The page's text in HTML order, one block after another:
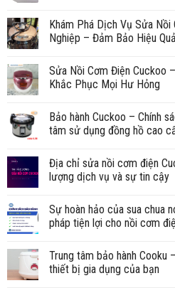
Khám Phá Dịch Vụ Sửa Nồi
Nghiệp – Đảm Bảo Hiệu
Sửa Nồi Cơm Điện Cuckoo
Khắc Phục Mọi Hư Hỏng
Bảo hành Cuckoo – Chính
tâm sử dụng đồng hồ cao
Địa chỉ sửa nồi cơm điện
lượng dịch vụ và sự tin cậy
Sự hoàn hảo của sua chua
pháp tiện lợi cho nồi cơm
Trung tâm bảo hành Cooku
thiết bị gia dụng của bạn